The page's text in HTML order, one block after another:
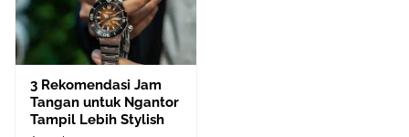
3 Rekomendasi Jam
Tangan untuk Ngantor
Tampil Lebih Stylish